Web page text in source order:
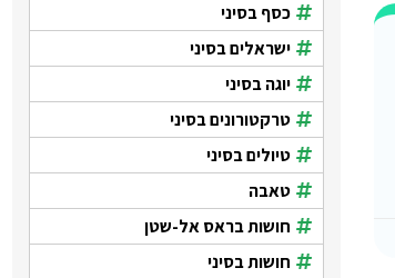
כסף בסיני
ישראלים בסיני
יוגה בסיני
טרקטורונים בסיני
טיולים בסיני
טאבה
חושות בראס אל-שטן
חושות בסיני